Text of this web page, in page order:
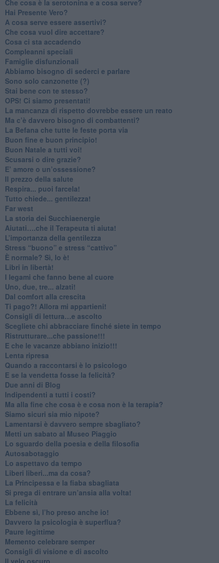
Che cosa è la serotonina e a cosa serve?
​Hai Presente Vero?
A cosa serve essere assertivi?
​Che cosa vuol dire accettare?
​Cosa ci sta accadendo
​Compleanni speciali
​Famiglie disfunzionali
​Abbiamo bisogno di sederci e parlare
Sono solo canzonette (?)
​Stai bene con te stesso?
​OPS! Ci siamo presentati!
​La mancanza di rispetto dovrebbe essere un reato
​Ma c’è davvero bisogno di combattenti?
​La Befana che tutte le feste porta via
Buon fine e buon principio!
​Buon Natale a tutti voi!
​Scusarsi o dire grazie?
​E’ amore o un’ossessione?
​Il prezzo della salute
​Respira... puoi farcela!
​Tutto chiede... gentilezza!
​Far west
​La storia dei Succhiaenergie
​Aiutati….che il Terapeuta ti aiuta!
​L’importanza della gentilezza
​Stress “buono” e stress “cattivo”
​È normale? Sì, lo è!
​Libri in libertà!
​I legami che fanno bene al cuore
Uno, due, tre... alzati!​
​Dal comfort alla crescita
​Ti pago?! Allora mi appartieni!​
​Consigli di lettura…e ascolto
​Scegliete chi abbracciare finché siete in tempo
​Ristrutturare...che passione!!!
​E che le vacanze abbiano inizio!!!
​Lenta ripresa
​Quando a raccontarsi è lo psicologo
​E se la vendetta fosse la felicità?
​Due anni di Blog
​Indipendenti a tutti i costi?
​Ma alla fine che cosa è e cosa non è la terapia?
​Siamo sicuri sia mio nipote?
​Lamentarsi è davvero sempre sbagliato?
​Metti un sabato al Museo Piaggio
​Lo sguardo della poesia e della filosofia
Autosabotaggio
​Lo aspettavo da tempo
​Liberi liberi...ma da cosa?
​La Principessa e la fiaba sbagliata
Si prega di entrare un’ansia alla volta!
​La felicità
​Ebbene sì, l’ho preso anche io!
​Davvero la psicologia è superflua?
Paure legittime
​Memento celebrare semper
​Consigli di visione e di ascolto
​Il velo oscuro